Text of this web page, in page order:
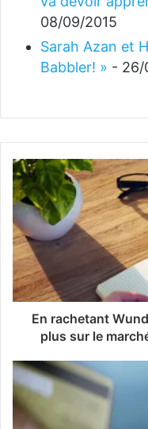
08/09/2015
Sarah Azan et
Babbler! » - 26/
En rachetant
plus sur le